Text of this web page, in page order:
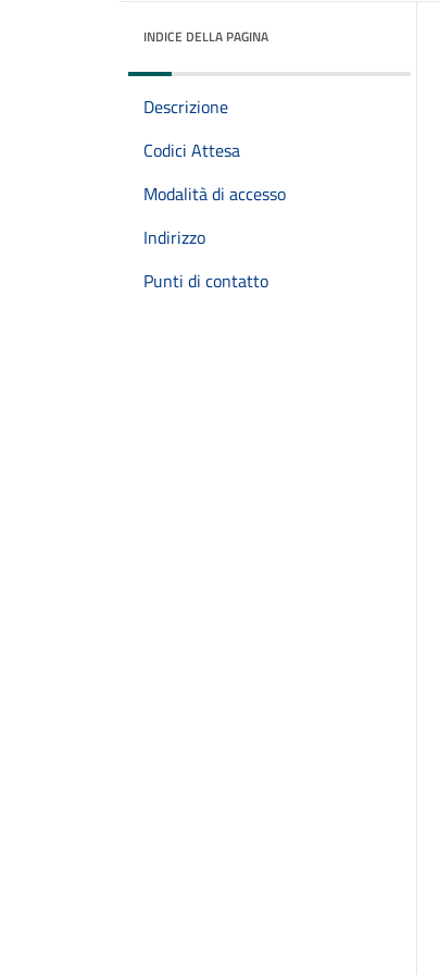
INDICE DELLA PAGINA
Descrizione
Codici Attesa
Modalità di accesso
Indirizzo
Punti di contatto